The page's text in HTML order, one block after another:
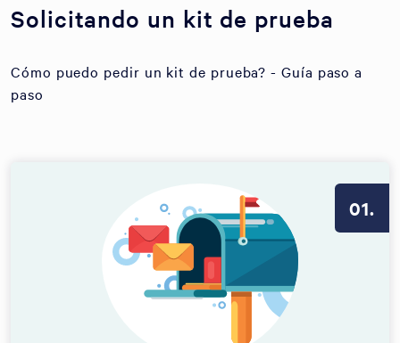
Solicitando un kit de prueba
Cómo puedo pedir un kit de prueba? - Guía paso a
paso
01.